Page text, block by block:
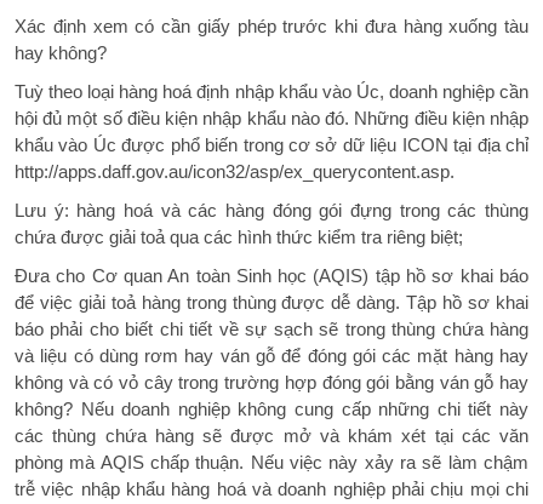
Xác định xem có cần giấy phép trước khi đưa hàng xuống tàu
hay không?
Tuỳ theo loại hàng hoá định nhập khẩu vào Úc, doanh nghiệp cần
hội đủ một số điều kiện nhập khẩu nào đó. Những điều kiện nhập
khẩu vào Úc được phổ biến trong cơ sở dữ liệu ICON tại địa chỉ
http://apps.daff.gov.au/icon32/asp/ex_querycontent.asp.
Lưu ý: hàng hoá và các hàng đóng gói đựng trong các thùng
chứa được giải toả qua các hình thức kiểm tra riêng biệt;
Đưa cho Cơ quan An toàn Sinh học (AQIS) tập hồ sơ khai báo
để việc giải toả hàng trong thùng được dễ dàng. Tập hồ sơ khai
báo phải cho biết chi tiết về sự sạch sẽ trong thùng chứa hàng
và liệu có dùng rơm hay ván gỗ để đóng gói các mặt hàng hay
không và có vỏ cây trong trường hợp đóng gói bằng ván gỗ hay
không? Nếu doanh nghiệp không cung cấp những chi tiết này
các thùng chứa hàng sẽ được mở và khám xét tại các văn
phòng mà AQIS chấp thuận. Nếu việc này xảy ra sẽ làm chậm
trễ việc nhập khẩu hàng hoá và doanh nghiệp phải chịu mọi chi